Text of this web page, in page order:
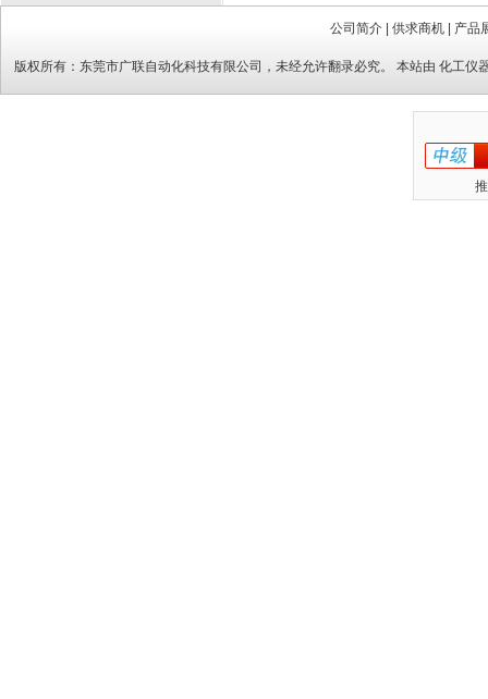
公司简介 供求商机 产品
版权所有： 东莞市广联自动化科技有限公司 ，未经允许翻录必究。 本站由化工仪